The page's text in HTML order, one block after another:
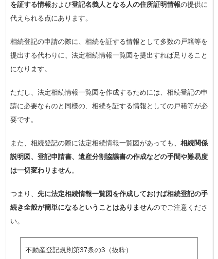
を証する情報および登記名義人となる人の住所証明情報の提供に
代えられる点にあります。
相続登記の申請の際に、相続を証する情報として多数の戸籍等を
提出する代わりに、法定相続情報一覧図を提出すれば足りること
になります。
ただし、法定相続情報一覧図を作成するためには、相続登記の申
請に必要なものと同様の、相続を証する情報としての戸籍等が必
要です。
また、相続登記の際に法定相続情報一覧図があっても、 相続関係
説明図、登記申請書、遺産分割協議書の作成などの手間や難易度
は一切変わりません。
つまり、 先に法定相続情報一覧図を作成しておけば相続登記の手
続き全般が簡単になるということはありませんのでご注意くださ
い。
不動産登記規則第37条の3（抜粋）